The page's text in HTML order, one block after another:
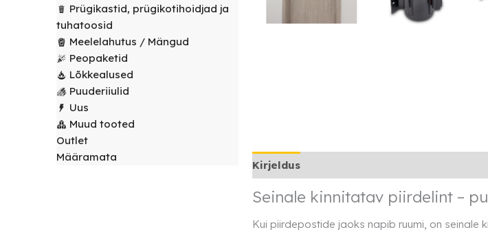
Kandilised
Toolikatted
Servjetid ja
kaunistused
toolikatted
Ümmargused
Kandilised
Toolikatted
Prügikastid, prügikotihoidjad ja
tuhatoosid
Meelelahutus / Mängud
Peopaketid
Lõkkealused
Puuderiiulid
Uus
Muud tooted
Outlet
Määramata
Kirjeldus
Seinale kinnitatav piirdelint –
Kui piirdepostide jaoks napib ruumi, on seinale